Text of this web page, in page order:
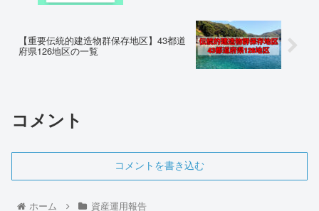
【重要伝統的建造物群保存地区】43都道
府県126地区の一覧
コメント
コメントを書き込む
ホーム 資産運用報告